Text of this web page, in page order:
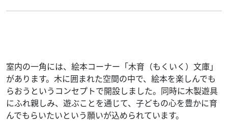
室内の一角には、絵本コーナー「木育（もくいく）文庫」
があります。木に囲まれた空間の中で、絵本を楽しんでも
らおうというコンセプトで開設しました。同時に木製遊具
にふれ親しみ、遊ぶことを通じて、子どもの心を豊かに育
んでもらいたいという願いが込められています。